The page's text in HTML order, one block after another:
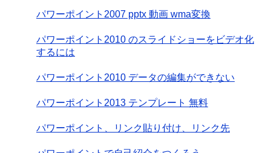
パワーポイント2007 pptx 動画 wma変換
パワーポイント2010 のスライドショーをビデオ化
するには
パワーポイント2010 データの編集ができない
パワーポイント2013 テンプレート 無料
パワーポイント、リンク貼り付け、リンク先